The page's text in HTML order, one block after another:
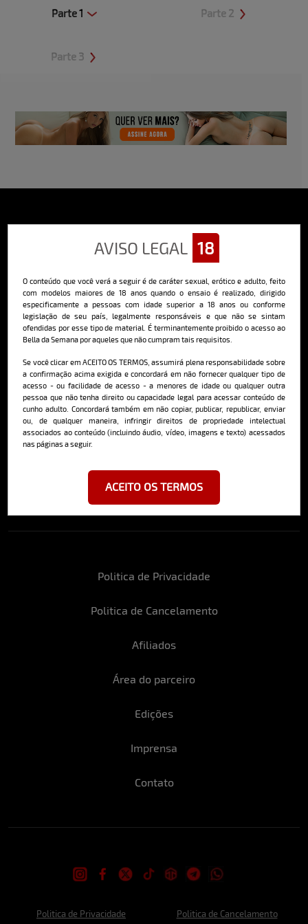
Parte 1 Parte 2
Parte 3
AVISO LEGAL 18
O conteúdo que você verá a seguir é de caráter sexual, erótico e adulto, feito
com modelos maiores de 18 anos quando o ensaio é realizado, dirigido
especificamente a pessoas com idade superior a 18 anos ou conforme
legislação de seu país, legalmente responsáveis e que não se sintam
ofendidas por esse tipo de material. É terminantemente proibido o acesso ao
Bella da Semana por aqueles que não cumpram tais requisitos.
Se você clicar em ACEITO OS TERMOS, assumirá plena responsabilidade sobre
a confirmação acima exigida e concordará em não fornecer qualquer tipo de
acesso - ou facilidade de acesso - a menores de idade ou qualquer outra
pessoa que não tenha direito ou capacidade legal para acessar conteúdo de
cunho adulto. Concordará também em não copiar, publicar, republicar, enviar
ou, de qualquer maneira, infringir direitos de propriedade intelectual
associados ao conteúdo (incluindo áudio, vídeo, imagens e texto) acessados
nas páginas a seguir.
ACEITO OS TERMOS
Sobre o Bella
O Bella da Semana é a maior e mais longeva revista masculina digital
qualidade, além de conteúdo editorial sobre saúde, esportes, moda,
comportamento, relacionamentos, tecnologia e erotismo.
Saiba mais
Politica de Privacidade
Politica de Cancelamento
Afiliados
Área do parceiro
Edições
Imprensa
Contato
Cadastre-se e receba a mais
deliciosa newsletter da internet
Ao se cadastrar, você concorda em receber emails da Bella da Semana
e aceita nossos termos de uso da web e política de privacidade e
Politica de Privacidade Politica de Cancelamento